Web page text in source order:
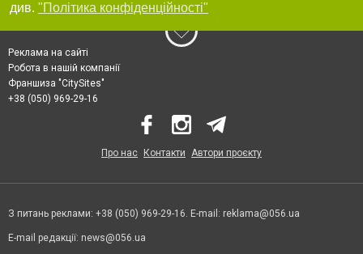
див. "Політика конфіденційності"
Реклама на сайті
Робота в нашій компанії
Франшиза "CitySites"
+38 (050) 969-29-16
Про нас Контакти Автори проєкту
З питань реклами: +38 (050) 969-29-16. E-mail: reklama@056.ua
E-mail редакції: news@056.ua